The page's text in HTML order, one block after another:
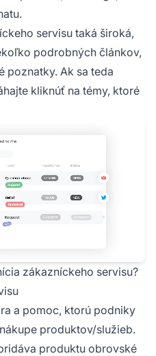
servisu taká široká,
podrobných článkov,
poznatky. Ak sa teda
kliknúť na témy, ktoré
zákazníckeho servisu?
a pomoc, ktorú podniky
produktov/služieb.
produktu obrovské